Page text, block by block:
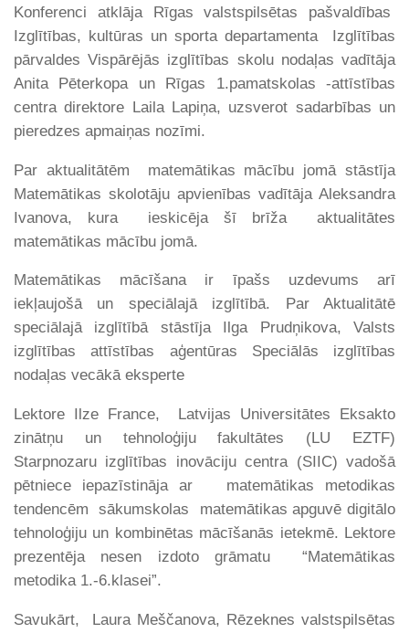
Konferenci atklāja Rīgas valstspilsētas pašvaldības
Izglītības, kultūras un sporta departamenta Izglītības
pārvaldes Vispārējās izglītības skolu nodaļas vadītāja
Anita Pēterkopa un Rīgas 1.pamatskolas -attīstības
centra direktore Laila Lapiņa, uzsverot sadarbības un
pieredzes apmaiņas nozīmi.
Par aktualitātēm matemātikas mācību jomā stāstīja
Matemātikas skolotāju apvienības vadītāja Aleksandra
Ivanova, kura ieskicēja šī brīža aktualitātes
matemātikas mācību jomā.
Matemātikas mācīšana ir īpašs uzdevums arī
iekļaujošā un speciālajā izglītībā. Par Aktualitātē
speciālajā izglītībā stāstīja Ilga Prudņikova, Valsts
izglītības attīstības aģentūras Speciālās izglītības
nodaļas vecākā eksperte
Lektore Ilze France, Latvijas Universitātes Eksakto
zinātņu un tehnoloģiju fakultātes (LU EZTF)
Starpnozaru izglītības inovāciju centra (SIIC) vadošā
pētniece iepazīstināja ar matemātikas metodikas
tendencēm sākumskolas matemātikas apguvē digitālo
tehnoloģiju un kombinētas mācīšanās ietekmē. Lektore
prezentēja nesen izdoto grāmatu “Matemātikas
metodika 1.-6.klasei”.
Savukārt, Laura Meščanova, Rēzeknes valstspilsētas